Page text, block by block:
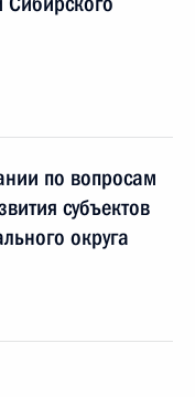
по вопросам
субъектов
округа